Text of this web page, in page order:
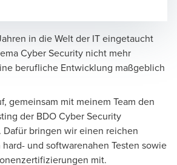
in die Welt der IT eingetaucht
Cyber Security nicht mehr
berufliche Entwicklung maßgeblich
gemeinsam mit meinem Team den
der BDO Cyber Security
bringen wir einen reichen
und softwarenahen Testen sowie
mit.
Security